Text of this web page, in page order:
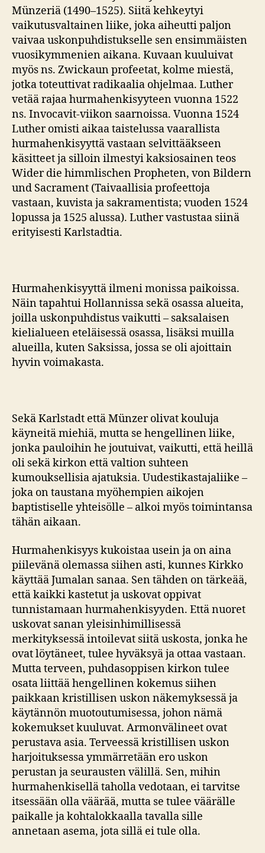
Münzeriä (1490–1525). Siitä kehkeytyi
vaikutusvaltainen liike, joka aiheutti paljon
vaivaa uskonpuhdistukselle sen ensimmäisten
vuosikymmenien aikana. Kuvaan kuuluivat
myös ns. Zwickaun profeetat, kolme miestä,
jotka toteuttivat radikaalia ohjelmaa. Luther
vetää rajaa hurmahenkisyyteen vuonna 1522
ns. Invocavit-viikon saarnoissa. Vuonna 1524
Luther omisti aikaa taistelussa vaarallista
hurmahenkisyyttä vastaan selvittääkseen
käsitteet ja silloin ilmestyi kaksiosainen teos
Wider die himmlischen Propheten, von Bildern
und Sacrament (Taivaallisia profeettoja
vastaan, kuvista ja sakramentista; vuoden 1524
lopussa ja 1525 alussa). Luther vastustaa siinä
erityisesti Karlstadtia.
Hurmahenkisyyttä ilmeni monissa paikoissa.
Näin tapahtui Hollannissa sekä osassa alueita,
joilla uskonpuhdistus vaikutti – saksalaisen
kielialueen eteläisessä osassa, lisäksi muilla
alueilla, kuten Saksissa, jossa se oli ajoittain
hyvin voimakasta.
Sekä Karlstadt että Münzer olivat kouluja
käyneitä miehiä, mutta se hengellinen liike,
jonka pauloihin he joutuivat, vaikutti, että heillä
oli sekä kirkon että valtion suhteen
kumouksellisia ajatuksia. Uudestikastajaliike –
joka on taustana myöhempien aikojen
baptistiselle yhteisölle – alkoi myös toimintansa
tähän aikaan.
Hurmahenkisyys kukoistaa usein ja on aina
piilevänä olemassa siihen asti, kunnes Kirkko
käyttää Jumalan sanaa. Sen tähden on tärkeää,
että kaikki kastetut ja uskovat oppivat
tunnistamaan hurmahenkisyyden. Että nuoret
uskovat sanan yleisinhimillisessä
merkityksessä intoilevat siitä uskosta, jonka he
ovat löytäneet, tulee hyväksyä ja ottaa vastaan.
Mutta terveen, puhdasoppisen kirkon tulee
osata liittää hengellinen kokemus siihen
paikkaan kristillisen uskon näkemyksessä ja
käytännön muotoutumisessa, johon nämä
kokemukset kuuluvat. Armonvälineet ovat
perustava asia. Terveessä kristillisen uskon
harjoituksessa ymmärretään ero uskon
perustan ja seurausten välillä. Sen, mihin
hurmahenkisellä taholla vedotaan, ei tarvitse
itsessään olla väärää, mutta se tulee väärälle
paikalle ja kohtalokkaalla tavalla sille
annetaan asema, jota sillä ei tule olla.